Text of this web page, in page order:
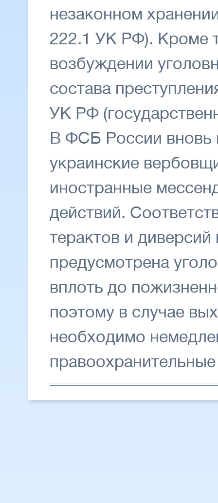
незаконном
222.1 УК РФ). Кроме
возбуждении
состава
УК РФ
В ФСБ России вновь
украинские
иностранные
действий.
терактов и
предусмотрена
вплоть до
поэтому в случае
необходимо